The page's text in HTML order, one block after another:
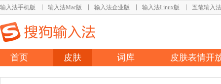
输入法手机版 输入法Mac版 输入法企业版 输入法Linux版 五笔输入法
首页 皮肤 词库 皮肤表情开